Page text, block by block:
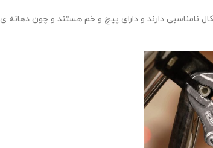
نامناسبی دارند و دارای پیچ و خم هستند و چون دهانه ی